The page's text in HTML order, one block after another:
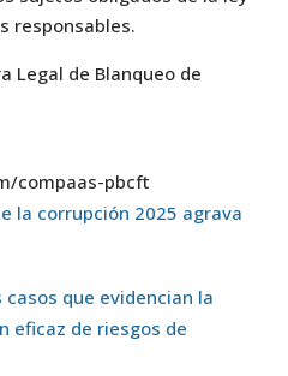
responsables.
Legal de Blanqueo de
compaas-pbcft
la corrupción 2025 agrava
casos que evidencian la
eficaz de riesgos de